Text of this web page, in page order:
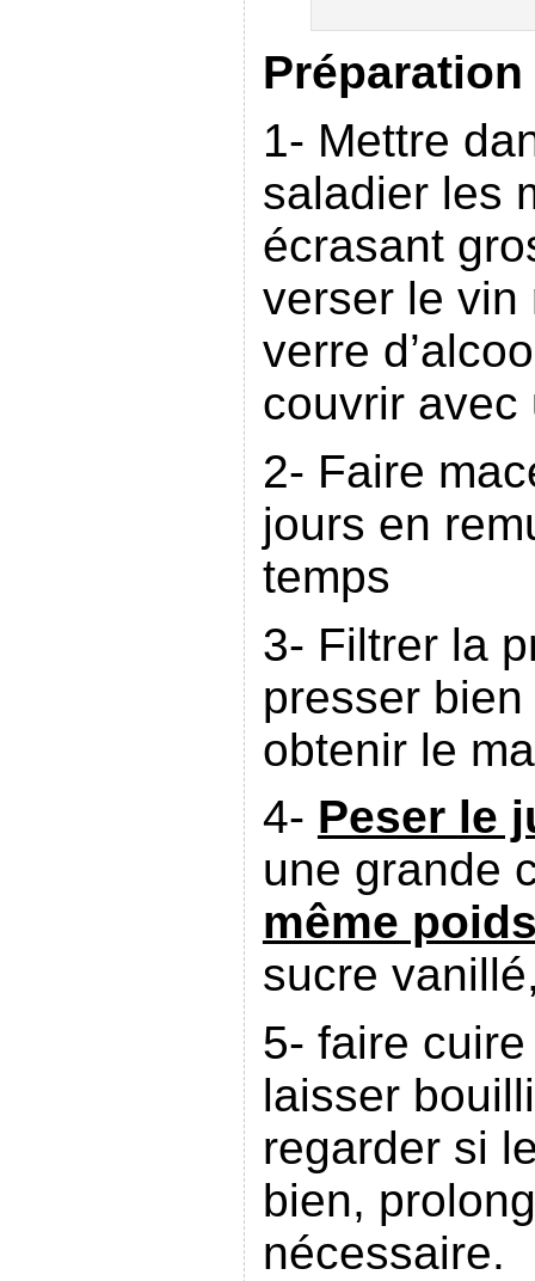
Préparation
1- Mettre
saladier les
écrasant
verser le vin
verre
couvrir avec
2- Faire
jours en
temps
3- Filtrer la
presser
obtenir le
4- Peser le
une grande
même
sucre
5- faire
laisser
regarder si
bien,
nécessaire.